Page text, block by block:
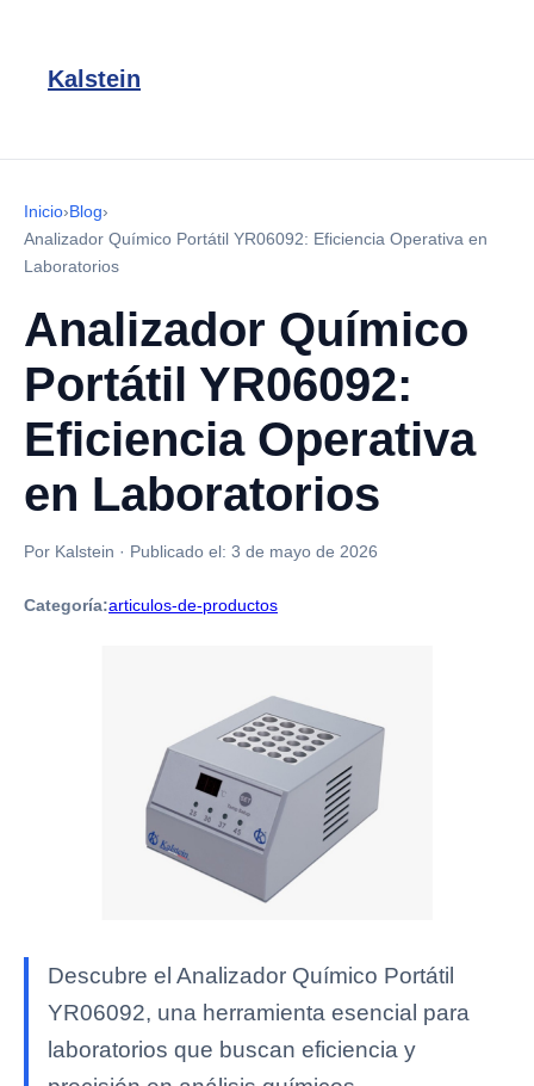
Kalstein
Inicio›Blog›
Analizador Químico Portátil YR06092: Eficiencia Operativa en
Laboratorios
Analizador Químico
Portátil YR06092:
Eficiencia Operativa
en Laboratorios
Por Kalstein · Publicado el: 3 de mayo de 2026
Categoría:articulos-de-productos
Descubre el Analizador Químico Portátil
YR06092, una herramienta esencial para
laboratorios que buscan eficiencia y